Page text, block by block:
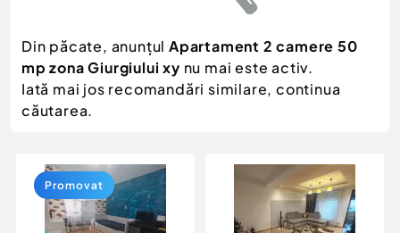
Mama si copilul
Moda si frumusete
Sport, timp liber, arta
Servicii
Animale de companie
Afaceri și echipamente profesionale
Scutere - ATV - UTV
Autoutilitare
Ambarcatiuni
Camioane - Rulote - Remorci
Utilaje agricole si industriale
Piese auto si accesorii
Dacia Duster
Din păcate, anunțul Apartament 2 camere 50
mp zona Giurgiului xy nu mai este activ.
Iată mai jos recomandări similare, continua
căutarea.
Promovat